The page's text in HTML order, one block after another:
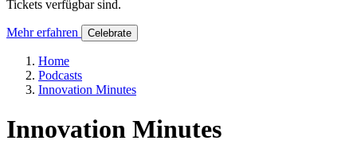
Tickets verfügbar sind.
Mehr erfahren Celebrate
Home
Podcasts
Innovation Minutes
Innovation Minutes